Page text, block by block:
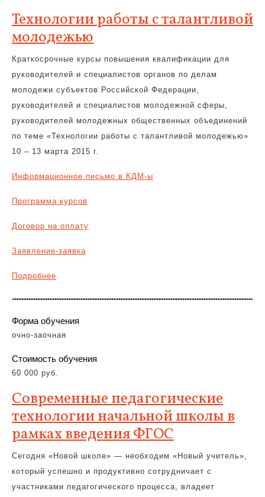
Технологии работы с талантливой
молодежью
Краткосрочные курсы повышения квалификации для
руководителей и специалистов органов по делам
молодежи субъектов Российской Федерации,
руководителей и специалистов молодежной сферы,
руководителей молодежных общественных объединений
по теме «Технологии работы с талантливой молодежью»
10 – 13 марта 2015 г.
Информационное письмо в КДМ-ы
Программа курсов
Договор на оплату
Заявление-заявка
Подробнее
Форма обучения
очно-заочная
Стоимость обучения
60 000 руб.
Современные педагогические
технологии начальной школы в
рамках введения ФГОС
Сегодня «Новой школе» — необходим «Новый учитель»,
который успешно и продуктивно сотрудничает с
участниками педагогического процесса, владеет